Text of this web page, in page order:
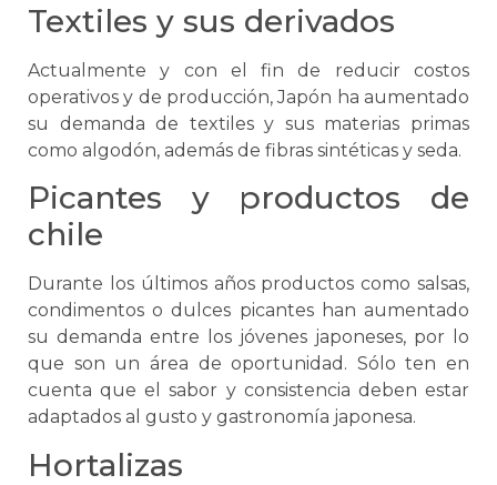
Textiles y sus derivados
Actualmente y con el fin de reducir costos
operativos y de producción, Japón ha aumentado
su demanda de textiles y sus materias primas
como algodón, además de fibras sintéticas y seda.
Picantes y productos de
chile
Durante los últimos años productos como salsas,
condimentos o dulces picantes han aumentado
su demanda entre los jóvenes japoneses, por lo
que son un área de oportunidad. Sólo ten en
cuenta que el sabor y consistencia deben estar
adaptados al gusto y gastronomía japonesa.
Hortalizas